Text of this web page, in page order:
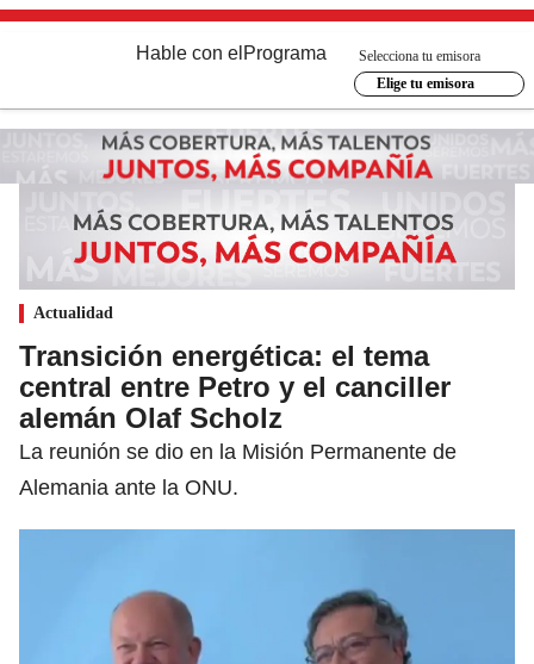
Hable con el Programa
Selecciona tu emisora
Elige tu emisora
Actualidad
Transición energética: el tema
central entre Petro y el canciller
alemán Olaf Scholz
La reunión se dio en la Misión Permanente de
Alemania ante la ONU.